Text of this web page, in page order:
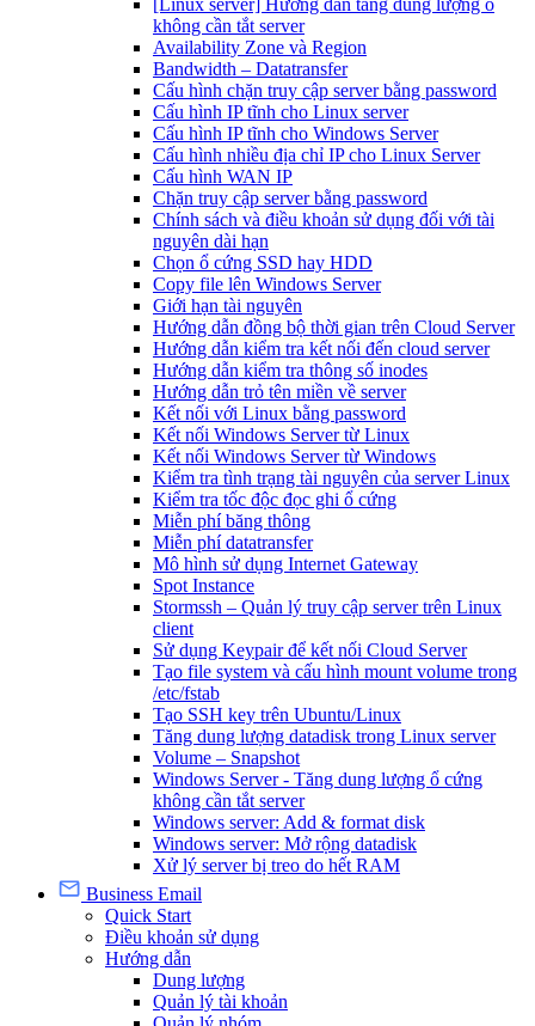
[Linux server] Hướng dẫn tăng dung lượng ổ
không cần tắt server
Availability Zone và Region
Bandwidth – Datatransfer
Cấu hình chặn truy cập server bằng password
Cấu hình IP tĩnh cho Linux server
Cấu hình IP tĩnh cho Windows Server
Cấu hình nhiều địa chỉ IP cho Linux Server
Cấu hình WAN IP
Chặn truy cập server bằng password
Chính sách và điều khoản sử dụng đối với tài
nguyên dài hạn
Chọn ổ cứng SSD hay HDD
Copy file lên Windows Server
Giới hạn tài nguyên
Hướng dẫn đồng bộ thời gian trên Cloud Server
Hướng dẫn kiểm tra kết nối đến cloud server
Hướng dẫn kiểm tra thông số inodes
Hướng dẫn trỏ tên miền về server
Kết nối với Linux bằng password
Kết nối Windows Server từ Linux
Kết nối Windows Server từ Windows
Kiểm tra tình trạng tài nguyên của server Linux
Kiểm tra tốc độc đọc ghi ổ cứng
Miễn phí băng thông
Miễn phí datatransfer
Mô hình sử dụng Internet Gateway
Spot Instance
Stormssh – Quản lý truy cập server trên Linux
client
Sử dụng Keypair để kết nối Cloud Server
Tạo file system và cấu hình mount volume trong
/etc/fstab
Tạo SSH key trên Ubuntu/Linux
Tăng dung lượng datadisk trong Linux server
Volume – Snapshot
Windows Server - Tăng dung lượng ổ cứng
không cần tắt server
Windows server: Add & format disk
Windows server: Mở rộng datadisk
Xử lý server bị treo do hết RAM
Business Email
Quick Start
Điều khoản sử dụng
Hướng dẫn
Dung lượng
Quản lý tài khoản